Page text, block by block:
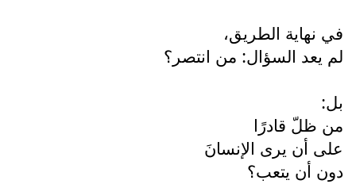
في نهاية الطريق،
لم يعد السؤال: من انتصر؟
بل:
من ظلّ قادرًا
على أن يرى الإنسانَ
دون أن يتعب؟